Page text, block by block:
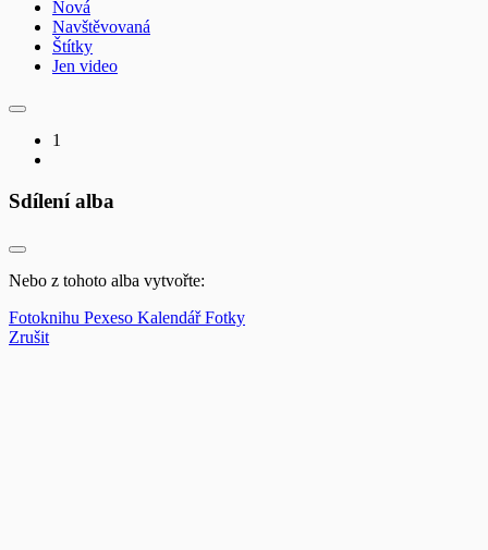
Nová
Navštěvovaná
Štítky
Jen video
1
Sdílení alba
Nebo z tohoto alba vytvořte:
Fotoknihu Pexeso KalendářFotky
Zrušit